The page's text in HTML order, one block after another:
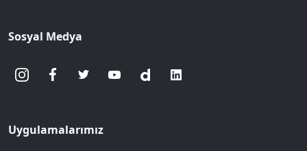
Sosyal Medya
Uygulamalarımız